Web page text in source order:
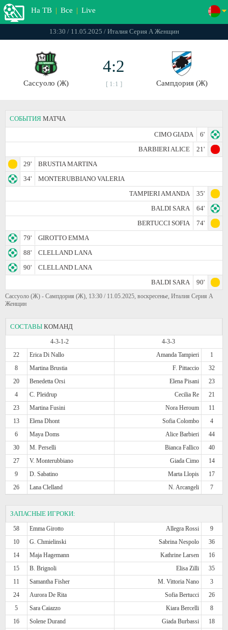
На ТВ | Все | Live
13:30 / 11.05.2025 / Италия Серия А Женщин
Сассуоло (Ж)
4:2
[ 1:1 ] Сампдория (Ж)
СОБЫТИЯ МАТЧА
CIMO GIADA
6'
BARBIERI ALICE
21'
29'
BRUSTIA MARTINA
34'
MONTERUBBIANO VALERIA
TAMPIERI AMANDA
35'
BALDI SARA
64'
BERTUCCI SOFIA
74'
79'
GIROTTO EMMA
88'
CLELLAND LANA
90'
CLELLAND LANA
BALDI SARA
90'
Сассуоло (Ж) - Сампдория (Ж), 13:30 / 11.05.2025, воскресенье, Италия Серия А
Женщин
СОСТАВЫ КОМАНД
4-3-1-2
4-3-3
22
Erica Di Nallo Amanda Tampieri
1
8
Martina Brustia F. Pittaccio
32
20
Benedetta Orsi Elena Pisani
23
4
C. Pleidrup Cecilia Re
21
23
Martina Fusini Nora Heroum
11
13
Elena Dhont Sofia Colombo
4
6
Maya Doms Alice Barbieri
44
30
M. Perselli Bianca Fallico
40
27
V. Monterubbiano Giada Cimo
14
9
D. Sabatino Marta Llopis
17
26
Lana Clelland N. Arcangeli 7
ЗАПАСНЫЕ ИГРОКИ:
58 Emma Girotto Allegra Rossi
9
10
G. Chmielinski Sabrina Nespolo
36
14
Maja Hagemann Kathrine Larsen
16
15
B. Brignoli Elisa Zilli
35
11
Samantha Fisher M. Vittoria Nano
3
24
Aurora De Rita Sofia Bertucci
26
5
Sara Caiazzo Kiara Bercelli
8
16
Solene Durand Giada Burbassi
18